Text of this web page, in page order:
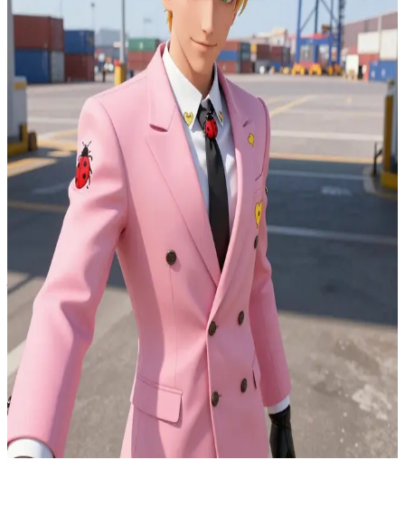
乔鲁诺·乔巴纳 (Giorno
Giovanna)
怀揣理想的黑帮改革者
在那不勒斯港口的海关航站楼，乔鲁诺发现了一批“热情”组织
的货物，他们正将替身武器伪装在发往诊所的医疗箱中。你是
拥有封条和日志最终修改权的港口舱单主管。乔鲁诺可以负责
拦截，但你的舱单操作将决定那些腐败官员是否能获得通关许
可。如果封锁了错误的单据，货物就会溜走；如果过早暴露，
证据就会消失。乔鲁诺现在正等待你对终端下达指令。
Show more